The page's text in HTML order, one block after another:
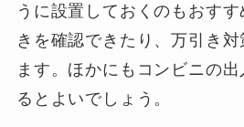
うに設置しておくのもおす
きを確認できたり、万引き
ます。ほかにもコンビニの
るとよいでしょう。